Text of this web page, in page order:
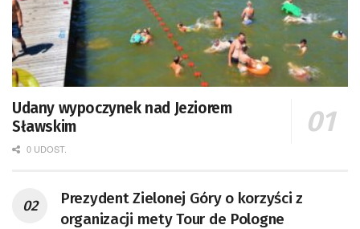
Udany wypoczynek nad Jeziorem
Sławskim
0 UDOST.
Prezydent Zielonej Góry o korzyści z
organizacji mety Tour de Pologne